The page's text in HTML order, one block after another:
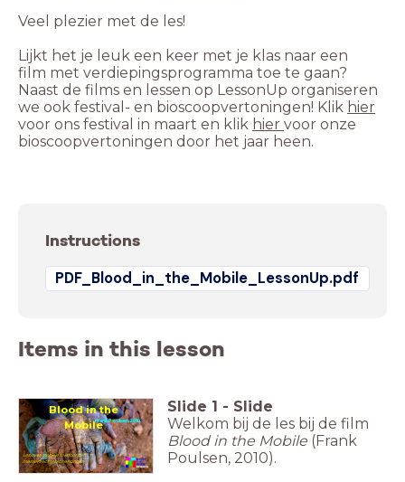
Lijkt het je leuk een keer met je klas naar een
film met verdiepingsprogramma toe te gaan?
Naast de films en lessen op LessonUp organiseren
we ook festival- en bioscoopvertoningen! Klik hier
voor ons festival in maart en klik hier voor onze
Instructions
PDF_Blood_in_the_Mobile_LessonUp.pdf
Items in this lesson
Blood in the
MobileFrank Poulsen, 2010
Les over mobiele telefoons en
mensenrechtenschendingen
Slide 1 - Slide
Welkom bij de les bij de film
Blood in the Mobile (Frank
Poulsen, 2010).